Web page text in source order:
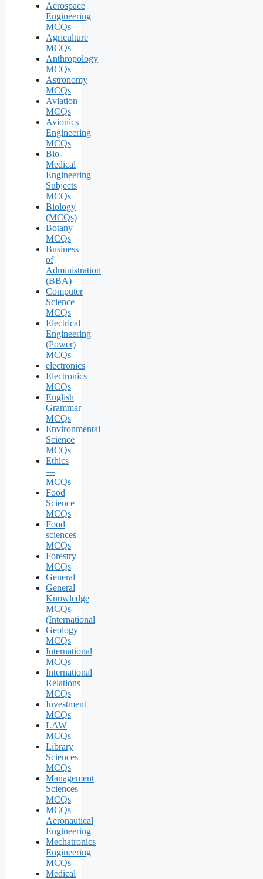
Aerospace
Engineering
MCQs
Agriculture
MCQs
Anthropology
MCQs
Astronomy
MCQs
Aviation
MCQs
Avionics
Engineering
MCQs
Bio-
Medical
Engineering
Subjects
MCQs
Biology
(MCQs)
Botany
MCQs
Business
of
Administration
(BBA)
Computer
Science
MCQs
Electrical
Engineering
(Power)
MCQs
electronics
Electronics
MCQs
English
Grammar
MCQs
Environmental
Science
MCQs
Ethics
—
MCQs
Food
Science
MCQs
Food
sciences
MCQs
Forestry
MCQs
General
General
Knowledge
MCQs
(International
Geology
MCQs
International
MCQs
International
Relations
MCQs
Investment
MCQs
LAW
MCQs
Library
Sciences
MCQs
Management
Sciences
MCQs
MCQs
Aeronautical
Engineering
Mechatronics
Engineering
MCQs
Medical